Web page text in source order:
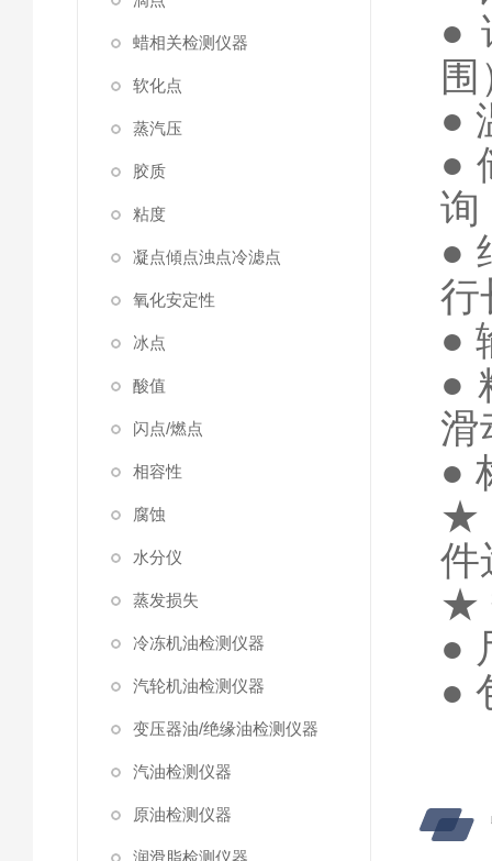
蜡相关检测仪器
软化点
蒸汽压
胶质
粘度
凝点傾点浊点冷滤点
氧化安定性
冰点
酸值
闪点/燃点
相容性
腐蚀
水分仪
蒸发损失
冷冻机油检测仪器
汽轮机油检测仪器
变压器油/绝缘油检测仪器
汽油检测仪器
原油检测仪器
润滑脂检测仪器
●
围
●
●
询
●
行
●
●
滑
●
件
★
●
●